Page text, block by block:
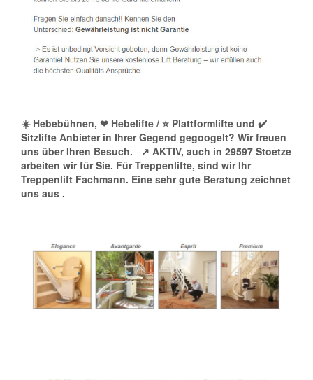
☀️ Hebebühnen, ❤ Hebelifte / ⭐ Plattformlifte und ✔️
Sitzlifte Anbieter in Ihrer Gegend gegoogelt? Wir freuen
uns über Ihren Besuch.
↗️ AKTIV, auch in 29597 Stoetze
arbeiten wir für Sie. Für Treppenlifte, sind wir Ihr
Treppenlift Fachmann. Eine sehr gute Beratung zeichnet
uns aus .